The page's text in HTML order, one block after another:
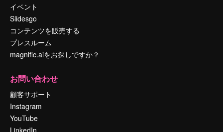
イベント
Slidesgo
コンテンツを販売する
プレスルーム
magnific.aiをお探しですか？
お問い合わせ
顧客サポート
Instagram
YouTube
LinkedIn